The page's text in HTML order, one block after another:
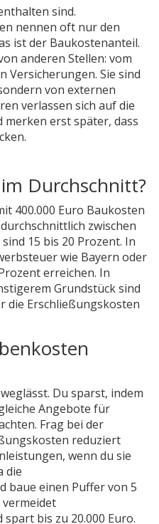
sind.
nennen oft nur den
ist der Baukostenanteil.
anderen Stellen: vom
Versicherungen. Sie sind
von externen
verlassen sich auf die
erst später, dass
Durchschnitt?
400.000 Euro Baukosten
zwischen
15 bis 20 Prozent. In
wie Bayern oder
erreichen. In
Grundstück sind
die Erschließungskosten
Du sparst, indem
Angebote für
Frag bei der
reduziert
wenn du sie
die
baue einen Puffer von 5
vermeidet
bis zu 20.000 Euro.